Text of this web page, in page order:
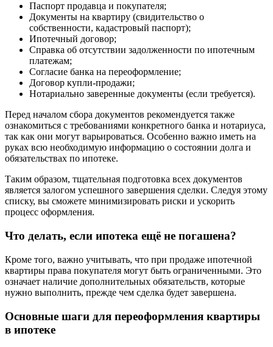
Паспорт продавца и покупателя;
Документы на квартиру (свидительство о
собственности, кадастровый паспорт);
Ипотечный договор;
Справка об отсутствии задолженности по ипотечным
платежам;
Согласие банка на переоформление;
Договор купли-продажи;
Нотариально заверенные документы (если требуется).
Перед началом сбора документов рекомендуется также
ознакомиться с требованиями конкретного банка и нотариуса,
так как они могут варьироваться. Особенно важно иметь на
руках всю необходимую информацию о состоянии долга и
обязательствах по ипотеке.
Таким образом, тщательная подготовка всех документов
является залогом успешного завершения сделки. Следуя этому
списку, вы сможете минимизировать риски и ускорить
процесс оформления.
Что делать, если ипотека ещё не погашена?
Кроме того, важно учитывать, что при продаже ипотечной
квартиры права покупателя могут быть ограниченными. Это
означает наличие дополнительных обязательств, которые
нужно выполнить, прежде чем сделка будет завершена.
Основные шаги для переоформления квартиры
в ипотеке